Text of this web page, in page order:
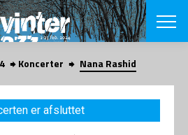
SØG
English
VÆLG
COPENHAGEN
Koncerter Nana Rashid
er afsluttet